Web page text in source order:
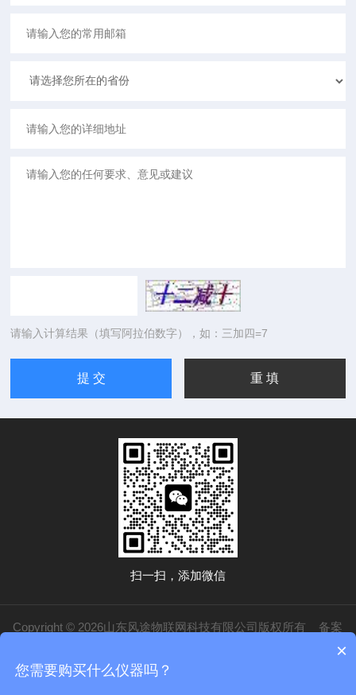
请输入计算结果（填写阿拉伯数字），如：三加四=7
扫一扫，添加微信
Copyright © 2026山东风途物联网科技有限公司版权所有 备案
技术支持：化工仪器网
×
您需要购买什么仪器吗？